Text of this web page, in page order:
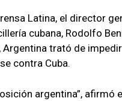
Latina, el director
cubana, Rodolfo
Argentina trató de
contra Cuba.
argentina”,